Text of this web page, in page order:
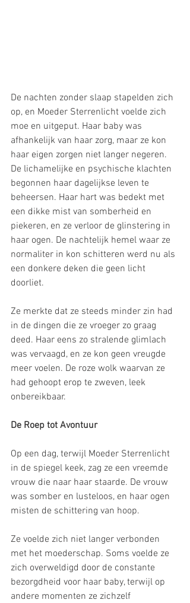
De nachten zonder slaap stapelden zich
op, en Moeder Sterrenlicht voelde zich
moe en uitgeput. Haar baby was
afhankelijk van haar zorg, maar ze kon
haar eigen zorgen niet langer negeren.
De lichamelijke en psychische klachten
begonnen haar dagelijkse leven te
beheersen. Haar hart was bedekt met
een dikke mist van somberheid en
piekeren, en ze verloor de glinstering in
haar ogen. De nachtelijk hemel waar ze
normaliter in kon schitteren werd nu als
een donkere deken die geen licht
doorliet.
Ze merkte dat ze steeds minder zin had
in de dingen die ze vroeger zo graag
deed. Haar eens zo stralende glimlach
was vervaagd, en ze kon geen vreugde
meer voelen. De roze wolk waarvan ze
had gehoopt erop te zweven, leek
onbereikbaar.
De Roep tot Avontuur
Op een dag, terwijl Moeder Sterrenlicht
in de spiegel keek, zag ze een vreemde
vrouw die naar haar staarde. De vrouw
was somber en lusteloos, en haar ogen
misten de schittering van hoop.
Ze voelde zich niet langer verbonden
met het moederschap. Soms voelde ze
zich overweldigd door de constante
bezorgdheid voor haar baby, terwijl op
andere momenten ze zichzelf